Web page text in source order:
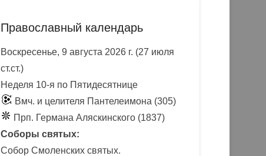
Православный календарь
Воскресенье, 9 августа 2026 г. (27 июля
ст.ст.)
Неделя 10-я по Пятидесятнице
Вмч. и целителя Пантелеимона (305)
Прп. Германа Аляскинского (1837)
Соборы святых:
Собор Смоленских святых.